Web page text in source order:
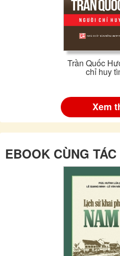
Trần Quốc
chỉ huy
Xem
EBOOK CÙNG